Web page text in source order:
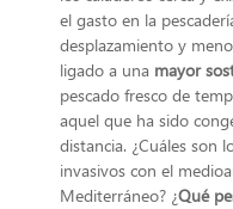
el gasto en la
desplazamiento y
ligado a una mayor
pescado fresco de
aquel que ha sido
distancia. ¿Cuáles son
invasivos con el
Mediterráneo? ¿Qué